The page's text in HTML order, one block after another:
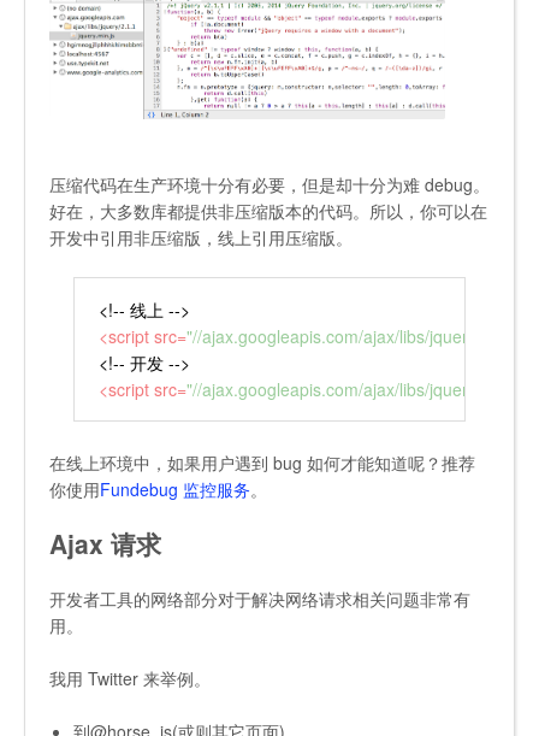
压缩代码在生产环境十分有必要，但是却十分为难 debug。
好在，大多数库都提供非压缩版本的代码。所以，你可以在
开发中引用非压缩版，线上引用压缩版。
<!-- 线上 -->
<script src="//ajax.googleapis.com/ajax/libs/jquery/2.1.1/
<!-- 开发 -->
<script src="//ajax.googleapis.com/ajax/libs/jquery/2.1.1/
在线上环境中，如果用户遇到 bug 如何才能知道呢？推荐
你使用Fundebug 监控服务。
Ajax 请求
开发者工具的网络部分对于解决网络请求相关问题非常有
用。
我用 Twitter 来举例。